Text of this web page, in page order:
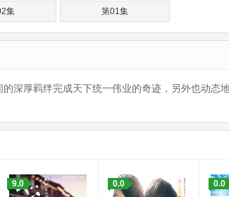
集 第01集
深厚羁绊完成天下统一伟业的奇迹，另外也动态
9.0 0.0 0.0